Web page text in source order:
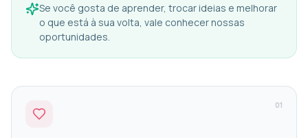
Se você gosta de aprender, trocar ideias e melhorar
o que está à sua volta, vale conhecer nossas
oportunidades.
01